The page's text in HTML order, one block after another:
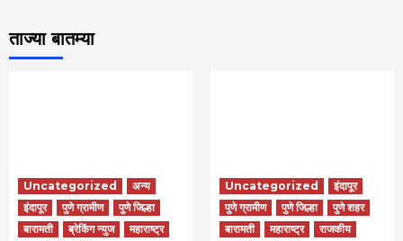
ताज्या बातम्या
Uncategorized
अन्य
इंदापूर
पुणे ग्रामीण
पुणे जिल्हा
बारामती
ब्रेकिंग न्युज
महाराष्ट्र
Uncategorized
इंदापूर
पुणे ग्रामीण
पुणे जिल्हा
पुणे शहर
बारामती
महाराष्ट्र
राजकीय